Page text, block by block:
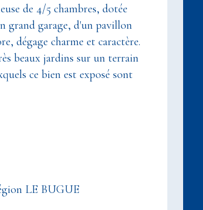
de 4/5 chambres, dotée
grand garage, d'un pavillon
dégage charme et caractère.
beaux jardins sur un terrain
ce bien est exposé sont
LE BUGUE